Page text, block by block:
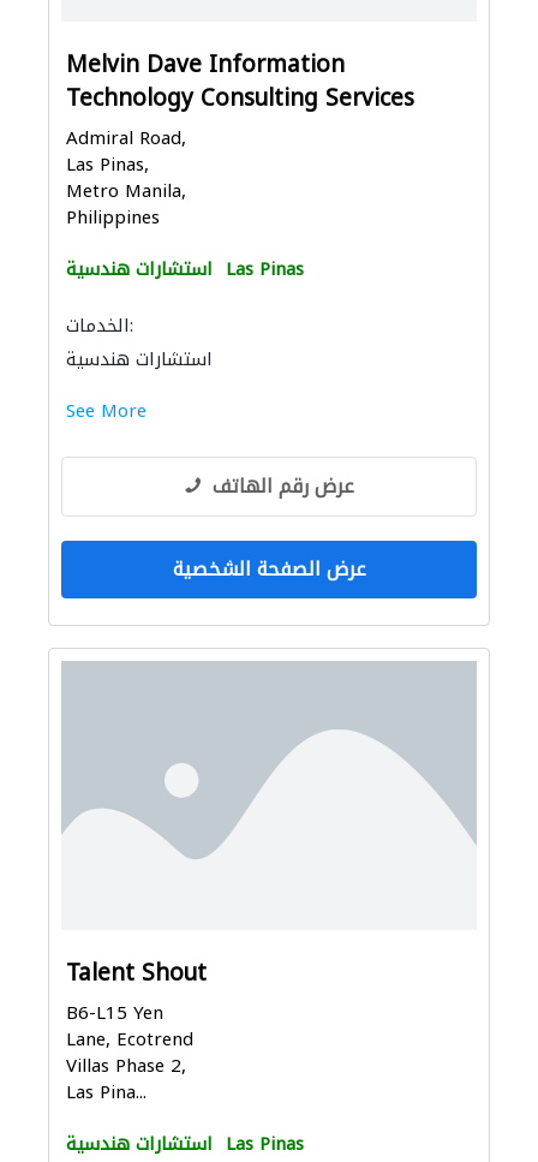
Melvin Dave Information
Technology Consulting Services
Admiral Road,
Las Pinas,
Metro Manila,
Philippines
استشارات هندسية Las Pinas
الخدمات:
استشارات هندسية
See More
عرض رقم الهاتف
عرض الصفحة الشخصية
Talent Shout
B6-L15 Yen
Lane, Ecotrend
Villas Phase 2,
Las Pina...
استشارات هندسية Las Pinas